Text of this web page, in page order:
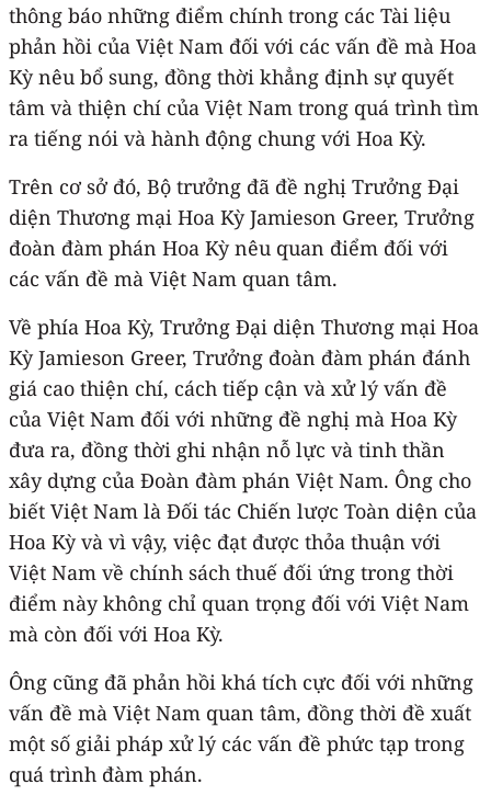
thông báo những điểm chính trong các Tài liệu
phản hồi của Việt Nam đối với các vấn đề mà Hoa
Kỳ nêu bổ sung, đồng thời khẳng định sự quyết
tâm và thiện chí của Việt Nam trong quá trình tìm
ra tiếng nói và hành động chung với Hoa Kỳ.
Trên cơ sở đó, Bộ trưởng đã đề nghị Trưởng Đại
diện Thương mại Hoa Kỳ Jamieson Greer, Trưởng
đoàn đàm phán Hoa Kỳ nêu quan điểm đối với
các vấn đề mà Việt Nam quan tâm.
Về phía Hoa Kỳ, Trưởng Đại diện Thương mại Hoa
Kỳ Jamieson Greer, Trưởng đoàn đàm phán đánh
giá cao thiện chí, cách tiếp cận và xử lý vấn đề
của Việt Nam đối với những đề nghị mà Hoa Kỳ
đưa ra, đồng thời ghi nhận nỗ lực và tinh thần
xây dựng của Đoàn đàm phán Việt Nam. Ông cho
biết Việt Nam là Đối tác Chiến lược Toàn diện của
Hoa Kỳ và vì vậy, việc đạt được thỏa thuận với
Việt Nam về chính sách thuế đối ứng trong thời
điểm này không chỉ quan trọng đối với Việt Nam
mà còn đối với Hoa Kỳ.
Ông cũng đã phản hồi khá tích cực đối với những
vấn đề mà Việt Nam quan tâm, đồng thời đề xuất
một số giải pháp xử lý các vấn đề phức tạp trong
quá trình đàm phán.